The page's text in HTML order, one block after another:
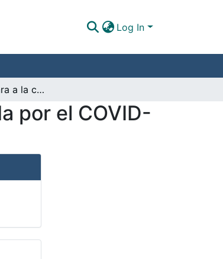
Log In
Empresas de cara a la crisis por la pandemia generada por el COVID-19
por el COVID-